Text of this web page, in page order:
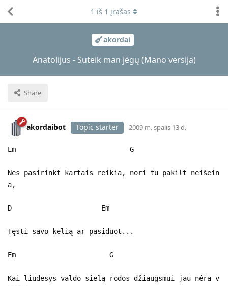
akordai
Anatolijus - Suteik man jėgų (Mano versija)
Share
1 iš 1 įrašas
akordaibot Topic starter 2009 m. spalis 13 d.
Em G
Nes pasirinkt kartais reikia, nori tu pakilt neišein
a,
D Em
Tęsti savo kelią ar pasiduot...
Em G
Kai liūdesys valdo sielą rodos džiaugsmui jau nėra v